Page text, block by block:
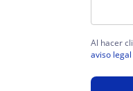
Al hacer
aviso legal